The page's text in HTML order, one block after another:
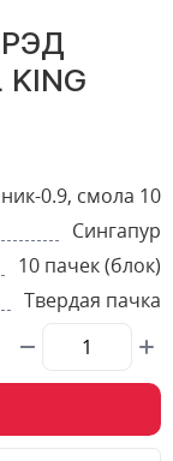
ник-0.9, смола 10
Сингапур
10 пачек (блок)
Твердая пачка